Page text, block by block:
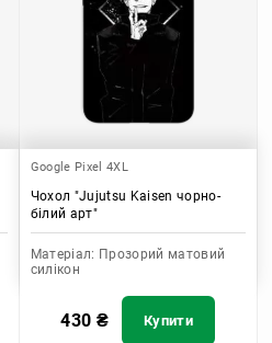
Google Pixel 4XL
Чохол "Jujutsu Kaisen чорно-
білий арт"
Матеріал: Прозорий матовий
силікон
430 ₴ Купити